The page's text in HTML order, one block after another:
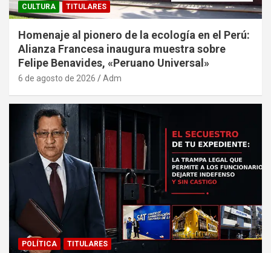
CULTURA TITULARES
Homenaje al pionero de la ecología en el Perú:
Alianza Francesa inaugura muestra sobre
Felipe Benavides, «Peruano Universal»
6 de agosto de 2026 Adm
POLÍTICA TITULARES